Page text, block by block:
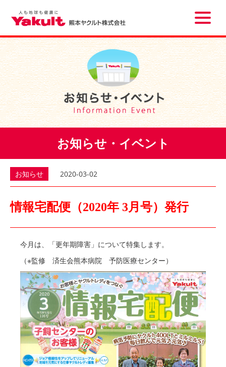
Toggle
お知らせ・イベント
お知らせ 2020-03-02
情報宅配便（2020年 3月号）発行
今月は、「更年期障害」について特集します。
（※監修 済生会熊本病院 予防医療センター）